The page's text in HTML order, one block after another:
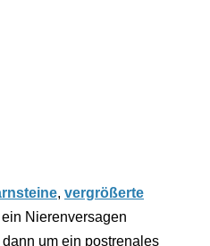
, vergrößerte
Nierenversagen
um ein postrenales